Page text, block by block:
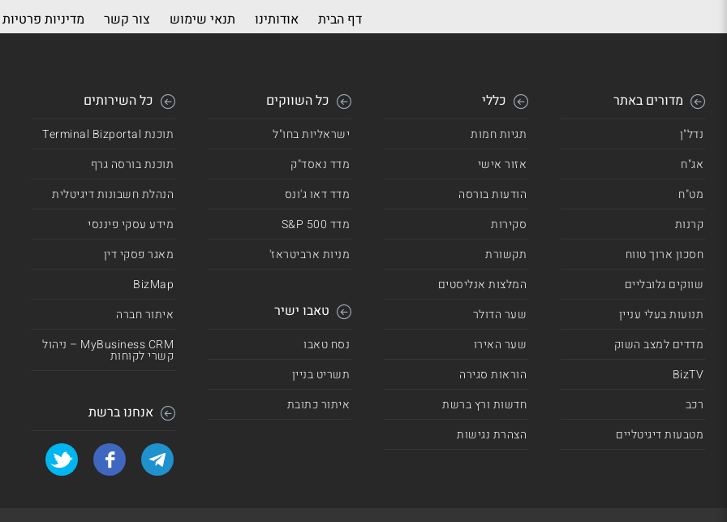
דף הבית אודותינו תנאי שימוש צור קשר מדיניות פרטיות
מדורים באתר
נדל"ן
אג"ח
מט"ח
קרנות
חסכון ארוך טווח
שווקים גלובליים
תנועות בעלי עניין
מדדים למצב השוק
BizTV
רכב
מטבעות דיגיטליים
כללי
תגיות חמות
אזור אישי
הודעות בורסה
סקירות
תקשורת
המלצות אנליסטים
שער הדולר
שער האירו
הוראות סגירה
חדשות ורץ ברשת
הצהרת נגישות
כל השווקים
ישראליות בחו"ל
מדד נאסד"ק
מדד דאו ג'ונס
מדד 500 S&P
מניות ארביטראז'
טאבו ישיר
נסח טאבו
תשריט בניין
איתור כתובת
כל השירותים
תוכנת Terminal Bizportal
תוכנת בורסה גרף
הנהלת חשבונות דיגיטלית
מידע עסקי פיננסי
מאגר פסקי דין
BizMap
איתור חברה
MyBusiness CRM – ניהול
קשרי לקוחות
אנחנו ברשת